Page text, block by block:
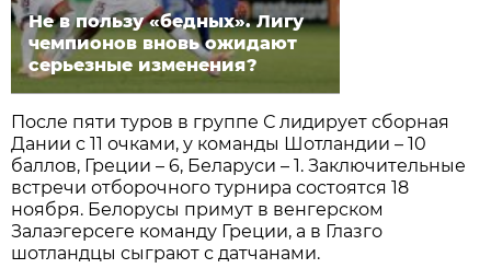
Не в пользу «бедных». Лигу
чемпионов вновь ожидают
серьезные изменения?
После пяти туров в группе С лидирует сборная
Дании с 11 очками, у команды Шотландии – 10
баллов, Греции – 6, Беларуси – 1. Заключительные
встречи отборочного турнира состоятся 18
ноября. Белорусы примут в венгерском
Залаэгерсеге команду Греции, а в Глазго
шотландцы сыграют с датчанами.